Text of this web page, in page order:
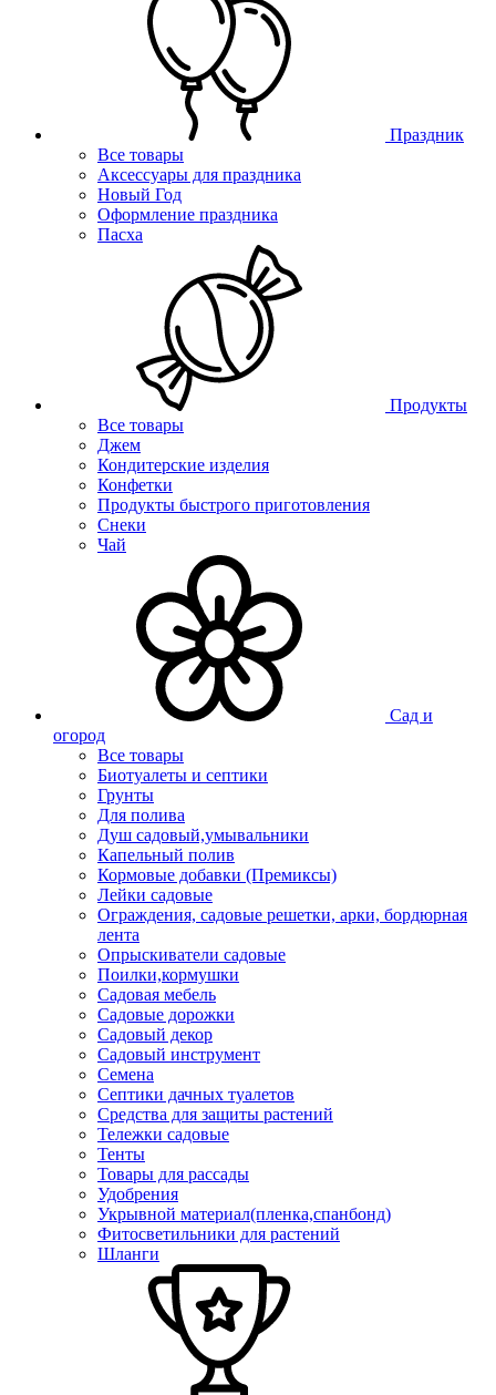
Праздник
Все товары
Аксессуары для праздника
Новый Год
Оформление праздника
Пасха
Продукты
Все товары
Джем
Кондитерские изделия
Конфетки
Продукты быстрого приготовления
Снеки
Чай
Сад и
огород
Все товары
Биотуалеты и септики
Грунты
Для полива
Душ садовый,умывальники
Капельный полив
Кормовые добавки (Премиксы)
Лейки садовые
Ограждения, садовые решетки, арки, бордюрная
лента
Опрыскиватели садовые
Поилки,кормушки
Садовая мебель
Садовые дорожки
Садовый декор
Садовый инструмент
Семена
Септики дачных туалетов
Средства для защиты растений
Тележки садовые
Тенты
Товары для рассады
Удобрения
Укрывной материал(пленка,спанбонд)
Фитосветильники для растений
Шланги